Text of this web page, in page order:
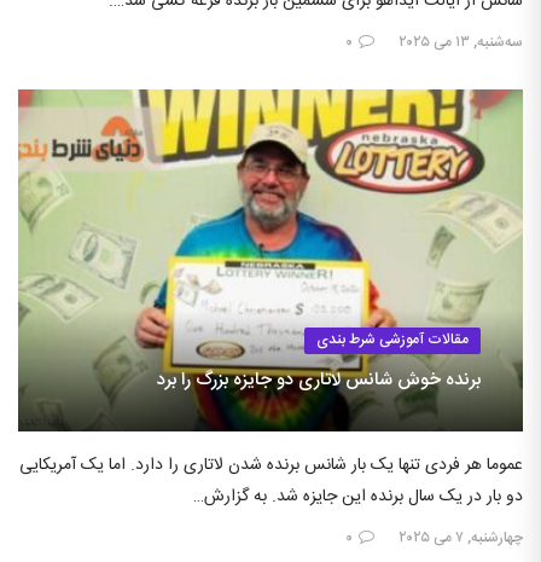
سه‌شنبه, ۱۳ می ۲۰۲۵ ۰
مقالات آموزشی شرط بندی
برنده خوش شانس لاتاری دو جایزه بزرگ را برد
عموما هر فردی تنها یک بار شانس برنده شدن لاتاری را دارد. اما یک آمریکایی
دو بار در یک سال برنده این جایزه شد. به گزارش…
چهارشنبه, ۷ می ۲۰۲۵ ۰